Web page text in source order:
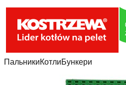
ПальникиКотлиБункери